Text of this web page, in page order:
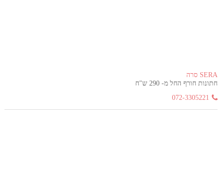
SERA סרה
חתונות חורף החל מ- 290 ש"ח
072-3305221